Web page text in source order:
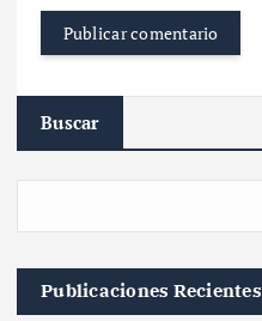
Buscar
Publicaciones Recientes